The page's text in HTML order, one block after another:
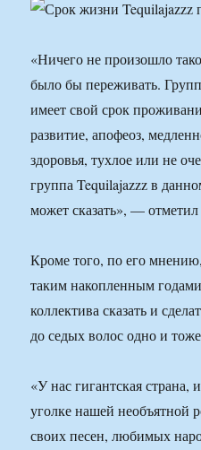
«Ничего не произошло
было бы переживать.
имеет свой срок
развитие, апофеоз,
здоровья, тухлое или не
группа Tequilajazzz в
может сказать», —
Кроме того, по его
таким накопленным
коллектива сказать и
до седых волос одно и
«У нас гигантская
уголке нашей необъятной
своих песен, любимых